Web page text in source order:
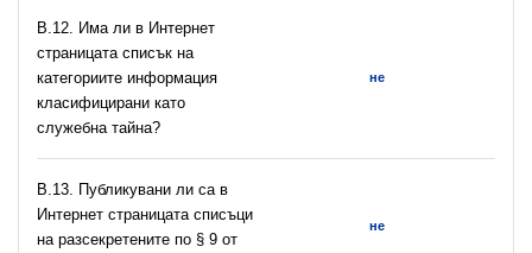
В.12. Има ли в Интернет
страницата списък на
категориите информация
класифицирани като
служебна тайна?
не
В.13. Публикувани ли са в
Интернет страницата списъци
на разсекретените по § 9 от
не